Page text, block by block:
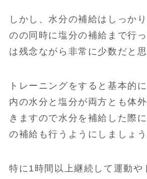
しかし、水分の補給はしっか
のの同時に塩分の補給まで行
は残念ながら非常に少数だと思
トレーニングをすると基本的
内の水分と塩分が両方とも体
きますので水分を補給した際
の補給も行うようにしましょう
特に1時間以上継続して運動や